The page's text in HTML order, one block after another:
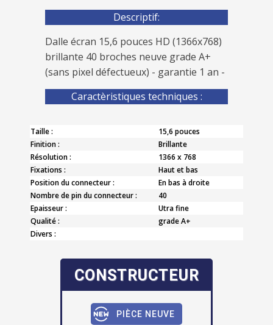
Descriptif:
Dalle écran 15,6 pouces HD (1366x768)
brillante 40 broches neuve grade A+
(sans pixel défectueux) - garantie 1 an -
Caractèristiques techniques :
Taille :
15,6 pouces
Finition :
Brillante
Résolution :
1366 x 768
Fixations :
Haut et bas
Position du connecteur :
En bas à droite
Nombre de pin du connecteur :
40
Epaisseur :
Utra fine
Qualité :
grade A+
Divers :
CONSTRUCTEUR
PIÈCE NEUVE